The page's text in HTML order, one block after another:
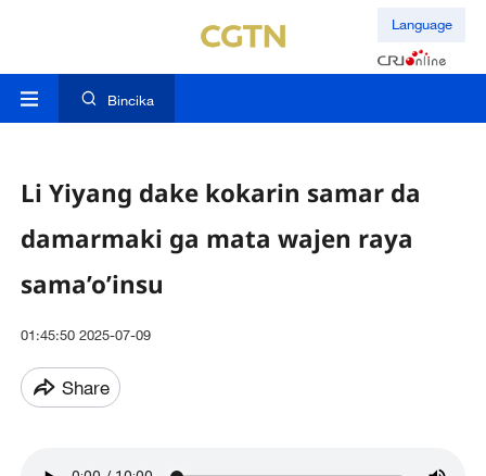
Language
Bincika
Li Yiyang dake kokarin samar da
damarmaki ga mata wajen raya
sama’o’insu
01:45:50 2025-07-09
Share